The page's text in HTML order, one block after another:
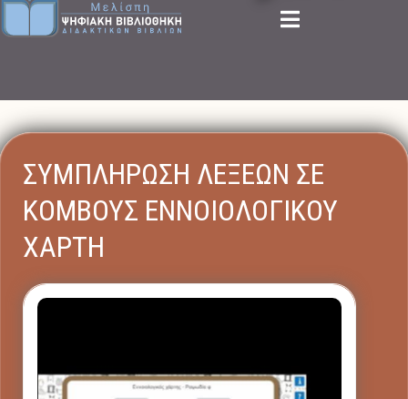
ΣΥΜΠΛΗΡΩΣΗ ΛΕΞΕΩΝ ΣΕ
ΚΟΜΒΟΥΣ ΕΝΝΟΙΟΛΟΓΙΚΟΥ
ΧΑΡΤΗ